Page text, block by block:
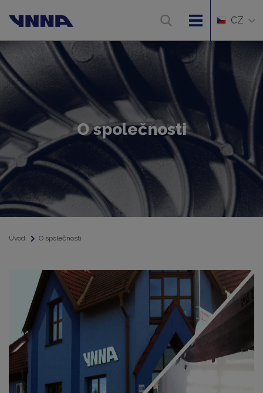
CZ
O společnosti
Úvod O společnosti